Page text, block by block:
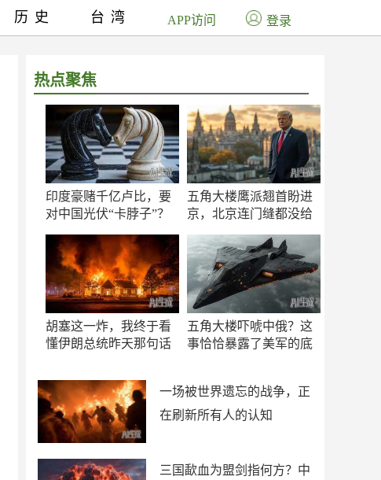
热点聚焦
印度豪赌千亿卢比，要
对中国光伏“卡脖子”？
五角大楼鹰派翘首盼进
京，北京连门缝都没给
胡塞这一炸，我终于看
懂伊朗总统昨天那句话
五角大楼吓唬中俄？这
事恰恰暴露了美军的底
一场被世界遗忘的战争，正
在刷新所有人的认知
三国歃血为盟剑指何方？中
历史 台湾 APP访问 登录